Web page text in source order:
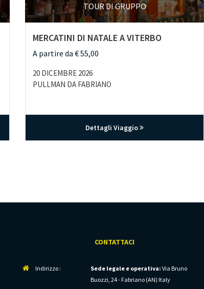
TOUR DI GRUPPO
MERCATINI DI NATALE A VITERBO
A partire da € 55,00
20 DICEMBRE 2026
PULLMAN DA FABRIANO
Dettagli Viaggio
CONTATTACI
Indirizzo : Sede legale e operativa: Via Bruno
Buozzi, 24 - Fabriano (AN) Italy